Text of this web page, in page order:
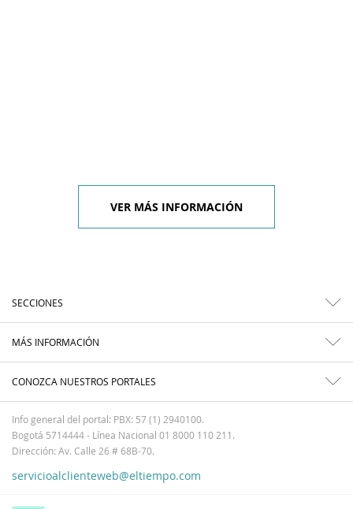
VER MÁS INFORMACIÓN
SECCIONES
MÁS INFORMACIÓN
CONOZCA NUESTROS PORTALES
Info general del portal: PBX: 57 (1) 2940100.
Bogotá 5714444 - Línea Nacional 01 8000 110 211.
Dirección: Av. Calle 26 # 68B-70.
servicioalclienteweb@eltiempo.com